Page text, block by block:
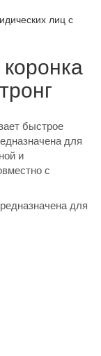
лиц с
быстрое
для
и
с
для